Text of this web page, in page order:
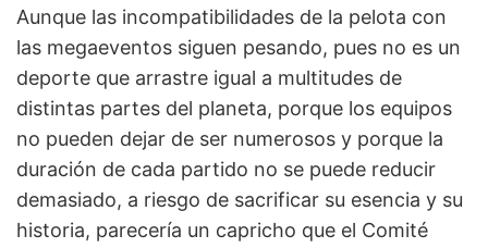
Aunque las incompatibilidades de la pelota con
las megaeventos siguen pesando, pues no es un
deporte que arrastre igual a multitudes de
distintas partes del planeta, porque los equipos
no pueden dejar de ser numerosos y porque la
duración de cada partido no se puede reducir
demasiado, a riesgo de sacrificar su esencia y su
historia, parecería un capricho que el Comité